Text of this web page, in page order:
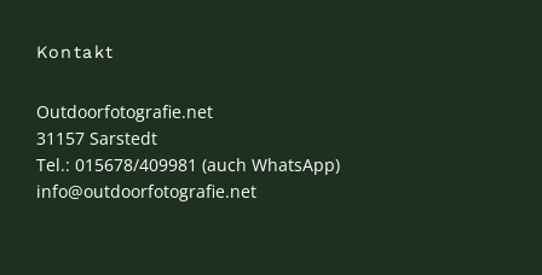
Kontakt
Outdoorfotografie.net
31157 Sarstedt
Tel.: 015678/409981 (auch WhatsApp)
info@outdoorfotografie.net